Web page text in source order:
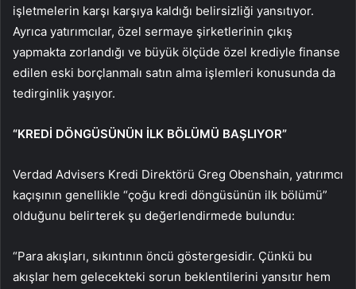
işletmelerin karşı karşıya kaldığı belirsizliği yansıtıyor.
Ayrıca yatırımcılar, özel sermaye şirketlerinin çıkış
yapmakta zorlandığı ve büyük ölçüde özel krediyle finanse
edilen eski borçlanmalı satın alma işlemleri konusunda da
tedirginlik yaşıyor.
“KREDİ DÖNGÜSÜNÜN İLK BÖLÜMÜ BAŞLIYOR”
Verdad Advisers Kredi Direktörü Greg Obenshain, yatırımcı
kaçışının genellikle “çoğu kredi döngüsünün ilk bölümü”
olduğunu belirterek şu değerlendirmede bulundu:
“Para akışları, sıkıntının öncü göstergesidir. Çünkü bu
akışlar hem gelecekteki sorun beklentilerini yansıtır hem